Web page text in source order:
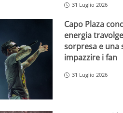
31 Luglio 2026
Capo Plaza
energia
sorpresa e una
impazzire i fan
31 Luglio 2026